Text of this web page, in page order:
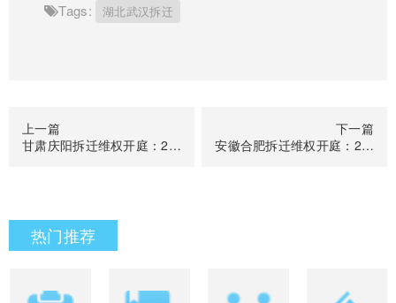
Tags: 湖北武汉拆迁
上一篇
甘肃庆阳拆迁维权开庭：2020年7月10日15:00，在平凉市中级人民法院第二法庭开庭审理
下一篇
安徽合肥拆迁维权开庭：2020年7月13日9：00，在合肥市中级人民法院第十六审判庭开庭审理
热门推荐